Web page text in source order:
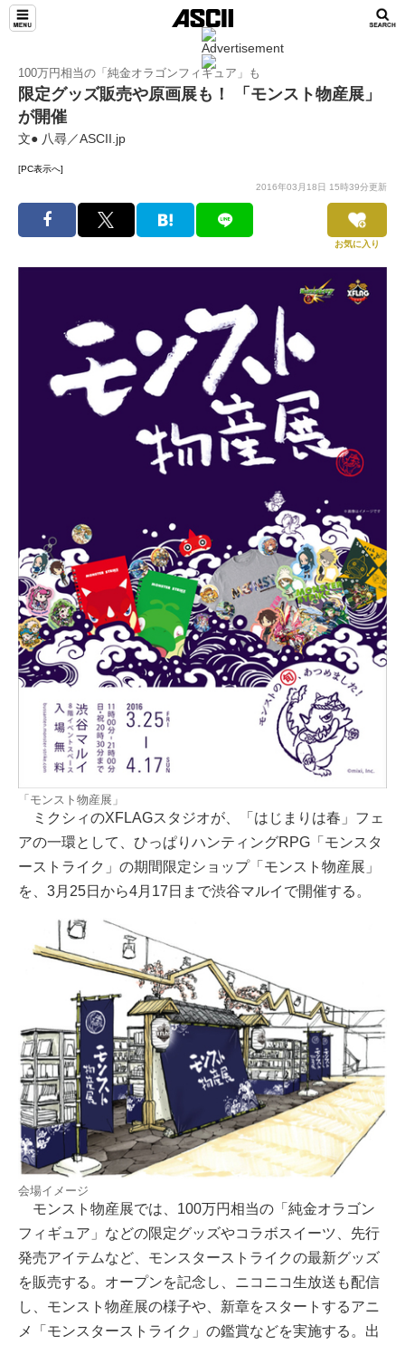
100万円相当の「純金オラゴンフィギュア」も
限定グッズ販売や原画展も！ 「モンスト物産展」
が開催
文● 八尋／ASCII.jp
[PC表示へ]
2016年03月18日 15時39分更新
お気に入り
「モンスト物産展」
ミクシィのXFLAGスタジオが、「はじまりは春」フェ
アの一環として、ひっぱりハンティングRPG「モンスタ
ーストライク」の期間限定ショップ「モンスト物産展」
を、3月25日から4月17日まで渋谷マルイで開催する。
会場イメージ
モンスト物産展では、100万円相当の「純金オラゴン
フィギュア」などの限定グッズやコラボスイーツ、先行
発売アイテムなど、モンスターストライクの最新グッズ
を販売する。オープンを記念し、ニコニコ生放送も配信
し、モンスト物産展の様子や、新章をスタートするアニ
メ「モンスターストライク」の鑑賞などを実施する。出